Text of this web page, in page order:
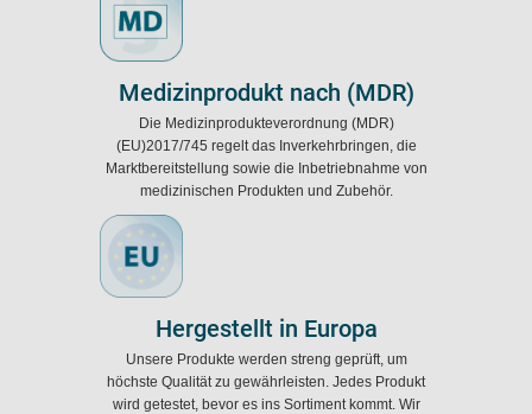
Medizinprodukt nach (MDR)
Die Medizinprodukteverordnung (MDR)
(EU)2017/745 regelt das Inverkehrbringen, die
Marktbereitstellung sowie die Inbetriebnahme von
medizinischen Produkten und Zubehör.
Hergestellt in Europa
Unsere Produkte werden streng geprüft, um
höchste Qualität zu gewährleisten. Jedes Produkt
wird getestet, bevor es ins Sortiment kommt. Wir